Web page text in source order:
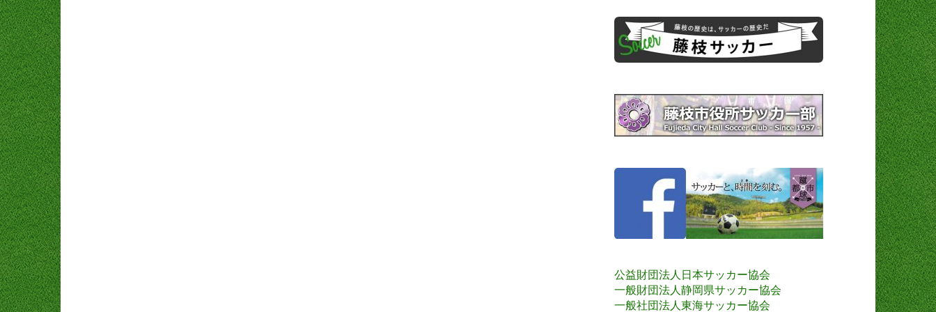
公益財団法人日本サッカー協会
一般財団法人静岡県サッカー協会
一般社団法人東海サッカー協会